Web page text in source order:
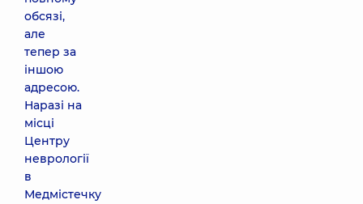
обсязі,
але
тепер за
іншою
адресою.
Наразі на
місці
Центру
неврології
в
Медмістечку